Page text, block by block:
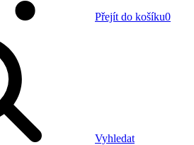
Přejít do košíku0
Vyhledat